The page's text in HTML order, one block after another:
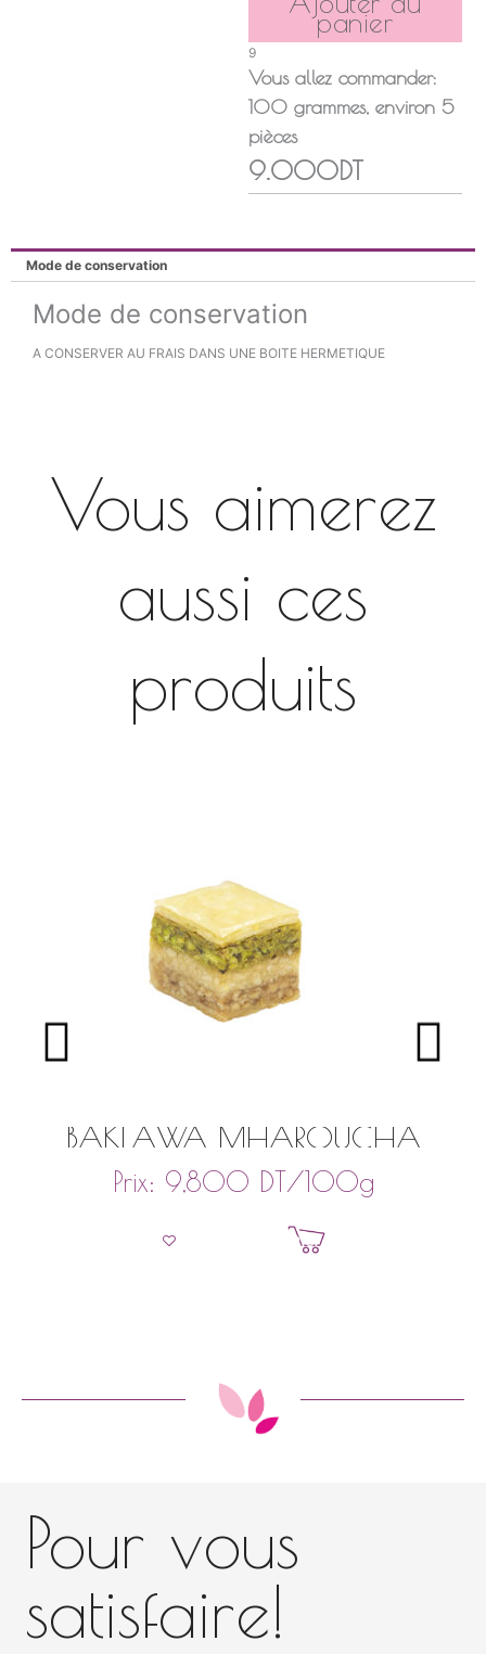
panier
9
Vous allez commander:
100 grammes, environ 5
pièces
9.000DT
Mode de conservation
Mode de conservation
A CONSERVER AU FRAIS DANS UNE BOITE HERMETIQUE
Vous aimerez
aussi ces
produits
BAKLAWA MHAROUCHA
Prix: 9,800 DT/100g
Ajouter au panier
Pour vous
satisfaire!